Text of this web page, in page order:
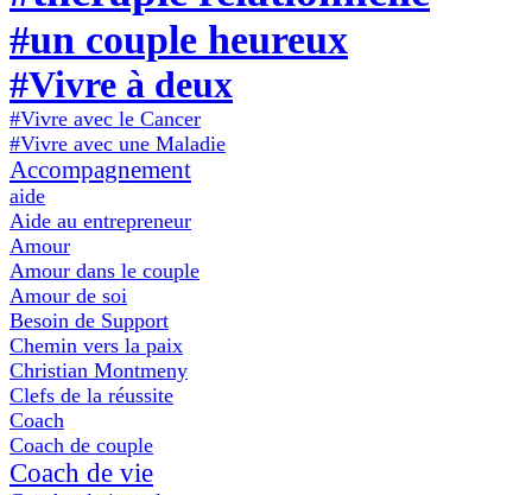
#un couple heureux
#Vivre à deux
#Vivre avec le Cancer
#Vivre avec une Maladie
Accompagnement
aide
Aide au entrepreneur
Amour
Amour dans le couple
Amour de soi
Besoin de Support
Chemin vers la paix
Christian Montmeny
Clefs de la réussite
Coach
Coach de couple
Coach de vie